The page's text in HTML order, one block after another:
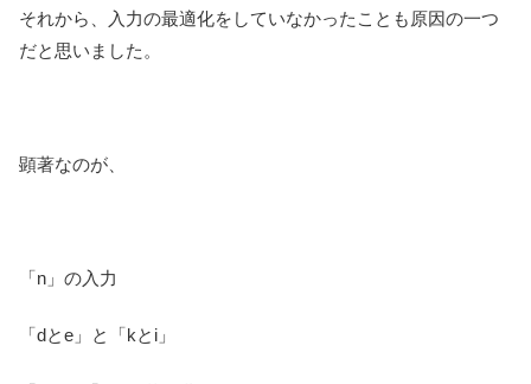
それから、入力の最適化をしていなかったことも原因の一つ
だと思いました。
顕著なのが、
「n」の入力
「dとe」と「kとi」